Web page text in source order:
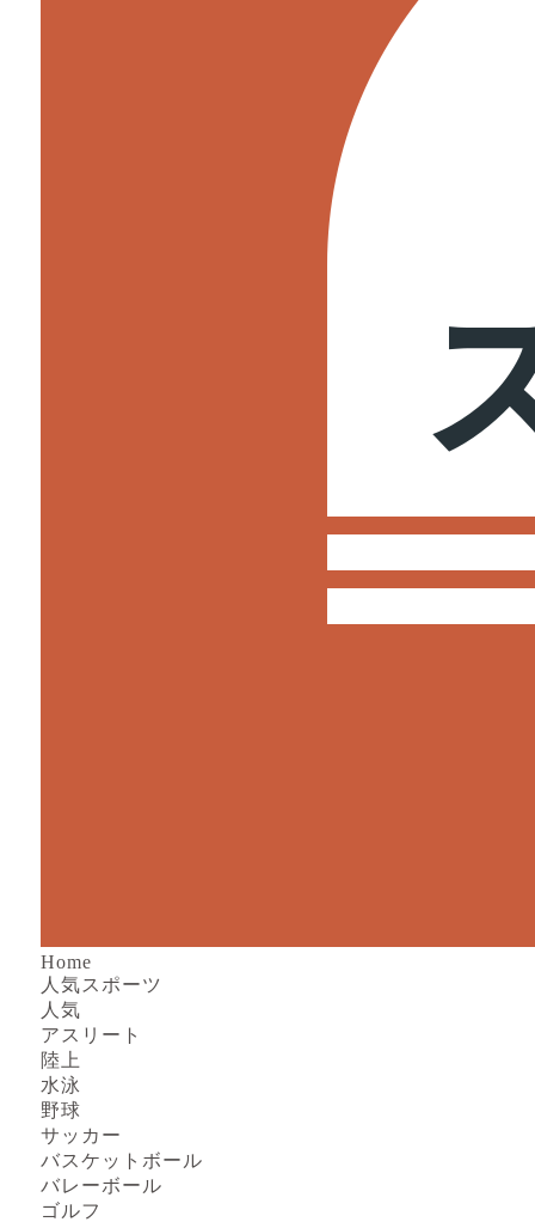
Home
人気スポーツ
人気
アスリート
陸上
水泳
野球
サッカー
バスケットボール
バレーボール
ゴルフ